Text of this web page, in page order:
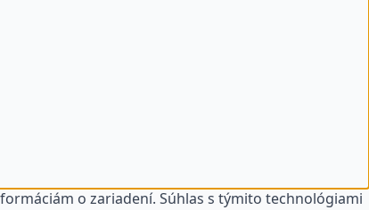
o zariadení. Súhlas s týmito technológiami